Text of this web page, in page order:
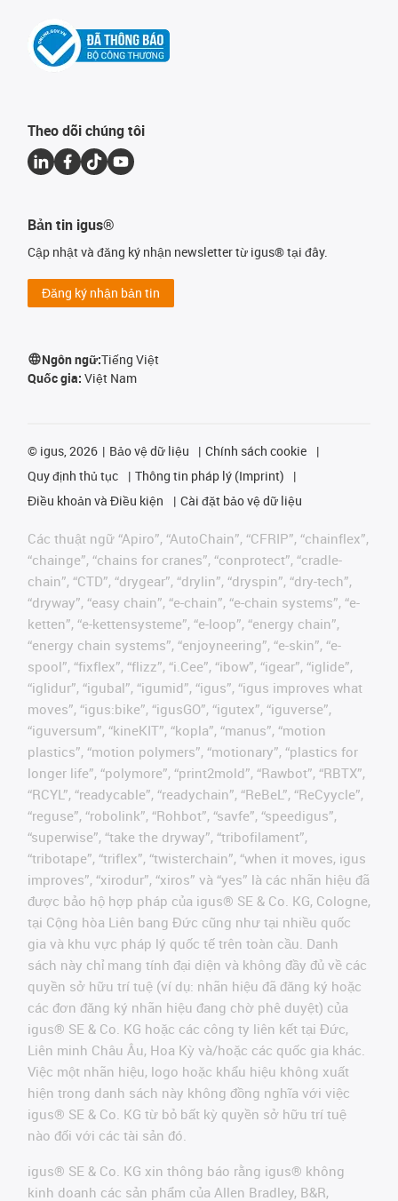
Theo dõi chúng tôi
Bản tin igus®
Cập nhật và đăng ký nhận newsletter từ igus® tại đây.
Đăng ký nhận bản tin
Ngôn ngữ:Tiếng Việt
Quốc gia: Việt Nam
© igus, 2026 Bảo vệ dữ liệu
Chính sách cookie
Quy định thủ tục
Thông tin pháp lý (Imprint)
Điều khoản và Điều kiện
Cài đặt bảo vệ dữ liệu
Các thuật ngữ “Apiro”, “AutoChain”, “CFRIP”, “chainflex”,
“chainge”, “chains for cranes”, “conprotect”, “cradle-
chain”, “CTD”, “drygear”, “drylin”, “dryspin”, “dry-tech”,
“dryway”, “easy chain”, “e-chain”, “e-chain systems”, “e-
ketten”, “e-kettensysteme”, “e-loop”, “energy chain”,
“energy chain systems”, “enjoyneering”, “e-skin”, “e-
spool”, “fixflex”, “flizz”, “i.Cee”, “ibow”, “igear”, “iglide”,
“iglidur”, “igubal”, “igumid”, “igus”, “igus improves what
moves”, “igus:bike”, “igusGO”, “igutex”, “iguverse”,
“iguversum”, “kineKIT”, “kopla”, “manus”, “motion
plastics”, “motion polymers”, “motionary”, “plastics for
longer life”, “polymore”, “print2mold”, “Rawbot”, “RBTX”,
“RCYL”, “readycable”, “readychain”, “ReBeL”, “ReCyycle”,
“reguse”, “robolink”, “Rohbot”, “savfe”, “speedigus”,
“superwise”, “take the dryway”, “tribofilament”,
“tribotape”, “triflex”, “twisterchain”, “when it moves, igus
improves”, “xirodur”, “xiros” và “yes” là các nhãn hiệu đã
được bảo hộ hợp pháp của igus® SE & Co. KG, Cologne,
tại Cộng hòa Liên bang Đức cũng như tại nhiều quốc
gia và khu vực pháp lý quốc tế trên toàn cầu. Danh
sách này chỉ mang tính đại diện và không đầy đủ về các
quyền sở hữu trí tuệ (ví dụ: nhãn hiệu đã đăng ký hoặc
các đơn đăng ký nhãn hiệu đang chờ phê duyệt) của
igus® SE & Co. KG hoặc các công ty liên kết tại Đức,
Liên minh Châu Âu, Hoa Kỳ và/hoặc các quốc gia khác.
Việc một nhãn hiệu, logo hoặc khẩu hiệu không xuất
hiện trong danh sách này không đồng nghĩa với việc
igus® SE & Co. KG từ bỏ bất kỳ quyền sở hữu trí tuệ
nào đối với các tài sản đó.
igus® SE & Co. KG xin thông báo rằng igus® không
kinh doanh các sản phẩm của Allen Bradley, B&R,